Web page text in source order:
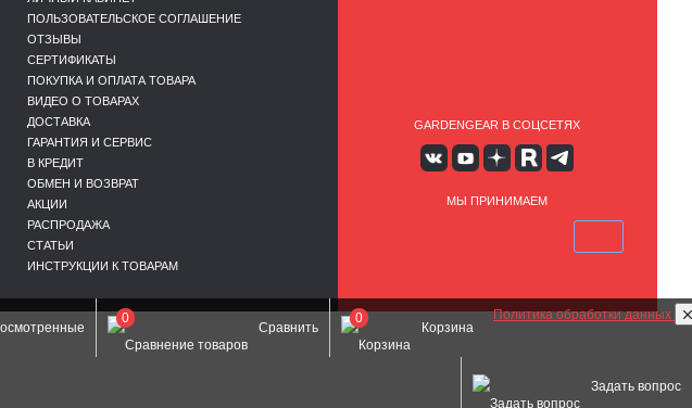
ПОЛЬЗОВАТЕЛЬСКОЕ СОГЛАШЕНИЕ
ОТЗЫВЫ
СЕРТИФИКАТЫ
ПОКУПКА И ОПЛАТА ТОВАРА
ВИДЕО О ТОВАРАХ
ДОСТАВКА
ГАРАНТИЯ И СЕРВИС
В КРЕДИТ
ОБМЕН И ВОЗВРАТ
АКЦИИ
РАСПРОДАЖА
СТАТЬИ
ИНСТРУКЦИИ К ТОВАРАМ
GARDENGEAR В СОЦСЕТЯХ
МЫ ПРИНИМАЕМ
Политика обработки данных
Корзина
0
Сравнить
0
Задать вопрос